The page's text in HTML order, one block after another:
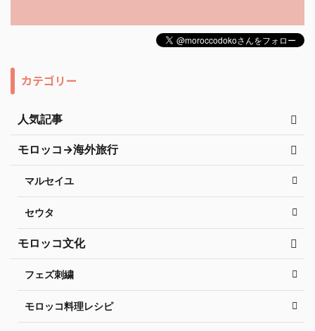
カテゴリー
人気記事
モロッコ→海外旅行
マルセイユ
セウタ
モロッコ文化
フェズ刺繍
モロッコ料理レシピ